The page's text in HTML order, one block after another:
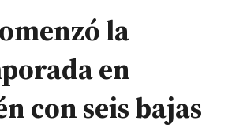
la
en
con seis bajas